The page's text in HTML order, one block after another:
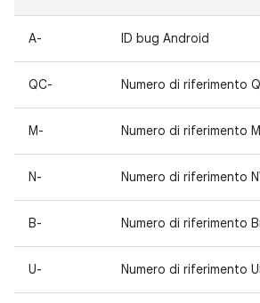
A- ID bug Android
QC- Numero di riferimento
M- Numero di riferimento
N- Numero di riferimento
B- Numero di riferimento
U- Numero di riferimento